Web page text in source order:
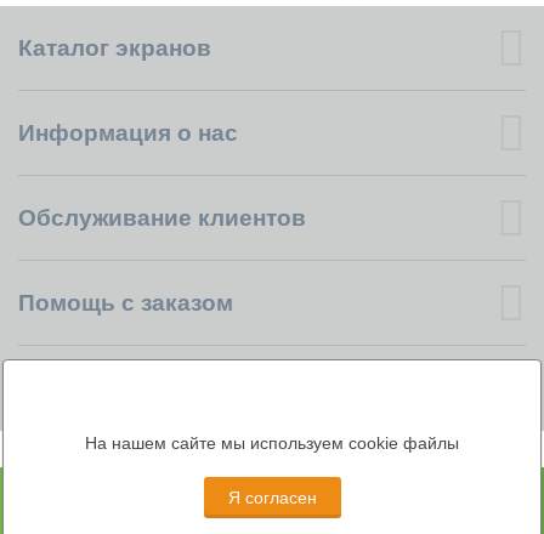
Каталог экранов
Информация о нас
Обслуживание клиентов
Помощь с заказом
Больше информации о нас в соцсетях:
На нашем сайте мы используем cookie файлы
Я согласен